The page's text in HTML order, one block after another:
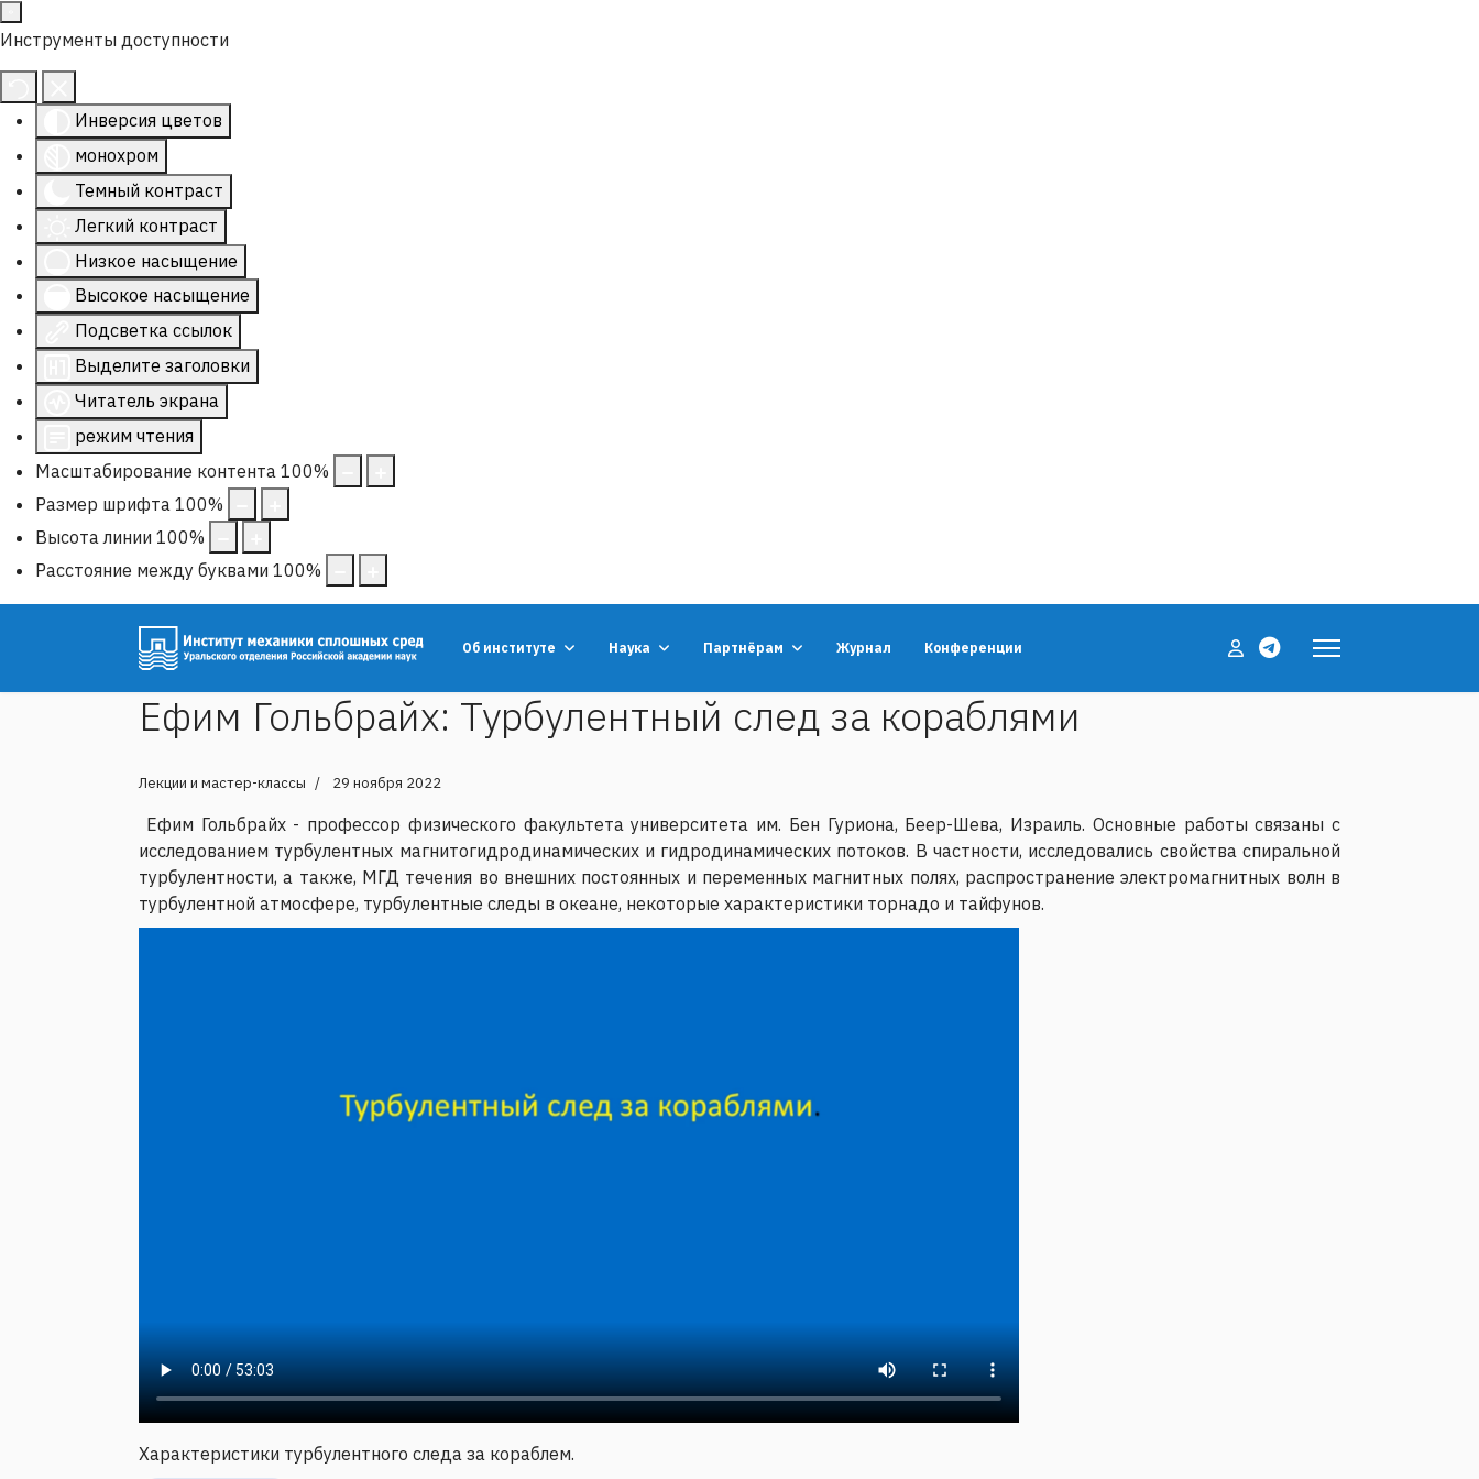
Инструменты доступности
Инверсия цветов
монохром
Темный контраст
Легкий контраст
Низкое насыщение
Высокое насыщение
Подсветка ссылок
Выделите заголовки
Читатель экрана
режим чтения
Масштабирование контента 100%
Размер шрифта 100%
Высота линии 100%
Расстояние между буквами 100%
Об институте Наука Партнёрам Журнал Конференции
Ефим Гольбрайх: Турбулентный след за кораблями
Лекции и мастер-классы 29 ноября 2022
Ефим Гольбрайх - профессор физического факультета университета им. Бен Гуриона, Беер-Шева, Израиль. Основные работы связаны с
исследованием турбулентных магнитогидродинамических и гидродинамических потоков. В частности, исследовались свойства спиральной
турбулентности, а также, МГД течения во внешних постоянных и переменных магнитных полях, распространение электромагнитных волн в
турбулентной атмосфере, турбулентные следы в океане, некоторые характеристики торнадо и тайфунов.
Характеристики турбулентного следа за кораблем.